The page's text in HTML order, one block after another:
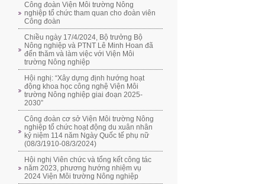
Công đoàn Viện Môi trường Nông
nghiệp tổ chức tham quan cho đoàn viên
Công đoàn
Chiều ngày 17/4/2024, Bộ trưởng Bộ
Nông nghiệp và PTNT Lê Minh Hoan đã
đến thăm và làm việc với Viện Môi
trường Nông nghiệp
Hội nghị: “Xây dựng định hướng hoạt
động khoa học công nghệ Viện Môi
trường Nông nghiệp giai đoạn 2025-
2030”
Công đoàn cơ sở Viện Môi trường Nông
nghiệp tổ chức hoạt động du xuân nhân
kỷ niệm 114 năm Ngày Quốc tế phụ nữ
(08/3/1910-08/3/2024)
Hội nghị Viên chức và tổng kết công tác
năm 2023, phương hướng nhiệm vụ
2024 Viện Môi trường Nông nghiệp